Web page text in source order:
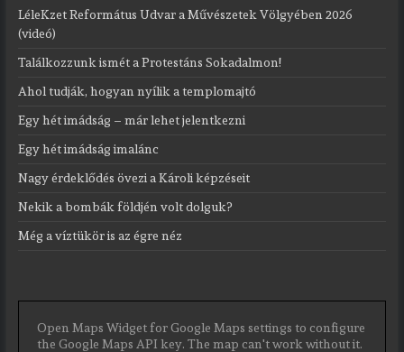
LéleKzet Református Udvar a Művészetek Völgyében 2026
(videó)
Találkozzunk ismét a Protestáns Sokadalmon!
Ahol tudják, hogyan nyílik a templomajtó
Egy hét imádság – már lehet jelentkezni
Egy hét imádság imalánc
Nagy érdeklődés övezi a Károli képzéseit
Nekik a bombák földjén volt dolguk?
Még a víztükör is az égre néz
Open Maps Widget for Google Maps settings to configure
the Google Maps API key. The map can't work without it.